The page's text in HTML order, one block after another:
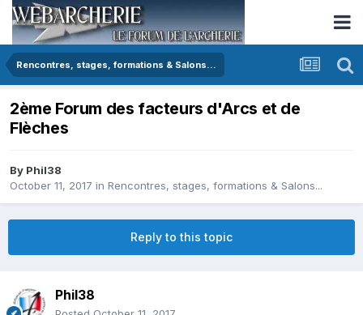
Rencontres, stages, formations & Salons...
2ème Forum des facteurs d'Arcs et de
Flèches
By Phil38
October 11, 2017 in Rencontres, stages, formations & Salons...
Reply to this topic
Phil38